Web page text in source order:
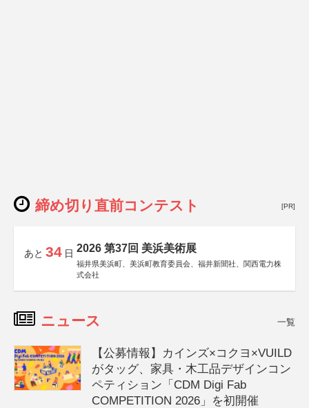
締め切り直前コンテスト [PR]
あと 34 日 2026 第37回 美浜美術展
福井県美浜町、美浜町教育委員会、福井新聞社、関西電力株
式会社
ニュース 一覧
【公募情報】カインズ×コクヨ×VUILD
がタッグ、家具・木工品デザインコン
ペティション「CDM Digi Fab
COMPETITION 2026」を初開催